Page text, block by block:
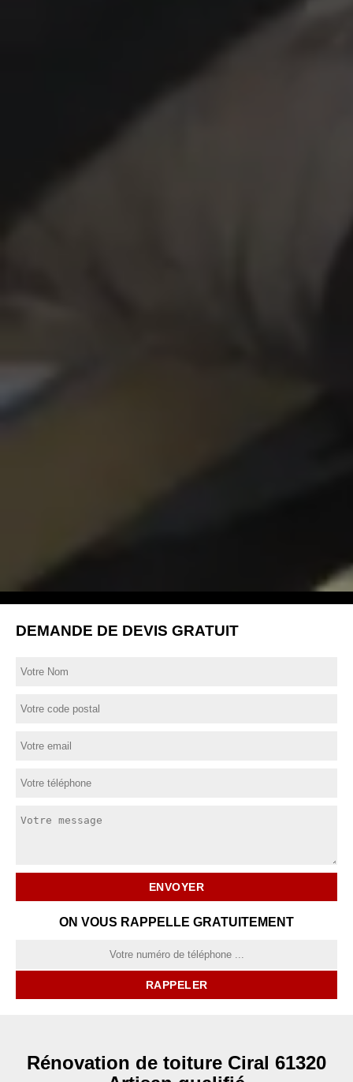
DEMANDE DE DEVIS GRATUIT
ON VOUS RAPPELLE GRATUITEMENT
Rénovation de toiture Ciral 61320